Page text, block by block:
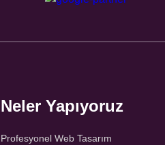
Neler Yapıyoruz
Profesyonel Web Tasarım